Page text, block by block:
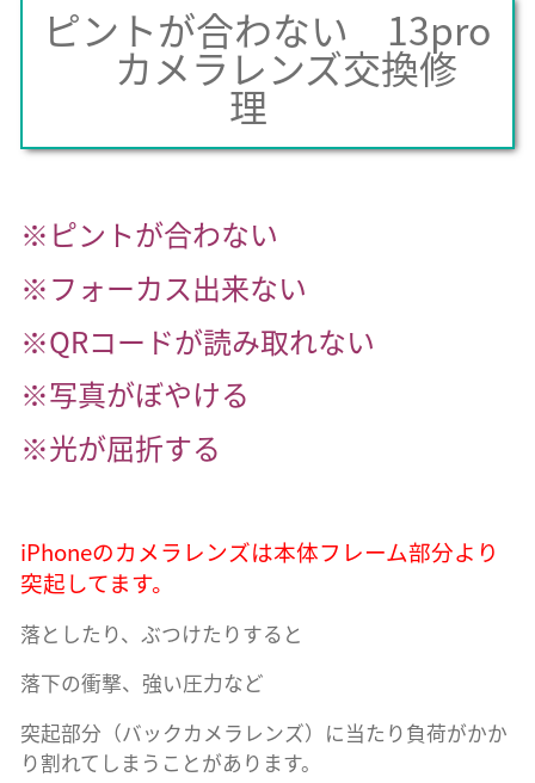
ピントが合わない 13pro
カメラレンズ交換修
理
※ピントが合わない
※フォーカス出来ない
※QRコードが読み取れない
※写真がぼやける
※光が屈折する
iPhoneのカメラレンズは本体フレーム部分より
突起してます。
落としたり、ぶつけたりすると
落下の衝撃、強い圧力など
突起部分（バックカメラレンズ）に当たり負荷がかか
り割れてしまうことがあります。